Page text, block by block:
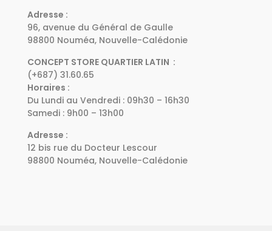
Adresse :
96, avenue du Général de Gaulle
98800 Nouméa, Nouvelle-Calédonie
CONCEPT STORE QUARTIER LATIN :
(+687) 31.60.65
Horaires :
Du Lundi au Vendredi : 09h30 – 16h30
Samedi : 9h00 – 13h00
Adresse :
12 bis rue du Docteur Lescour
98800 Nouméa, Nouvelle-Calédonie